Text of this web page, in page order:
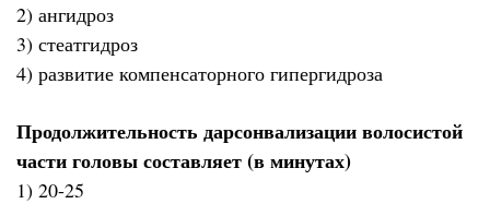
2) ангидроз
3) стеатгидроз
4) развитие компенсаторного гипергидроза
Продолжительность дарсонвализации волосистой
части головы составляет (в минутах)
1) 20-25